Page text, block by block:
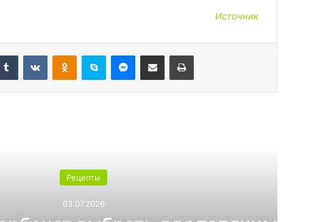
Источник
Tumblr ВконтактеОдноклассники
Skype Messenger
Поделиться через электронную почту Печатать